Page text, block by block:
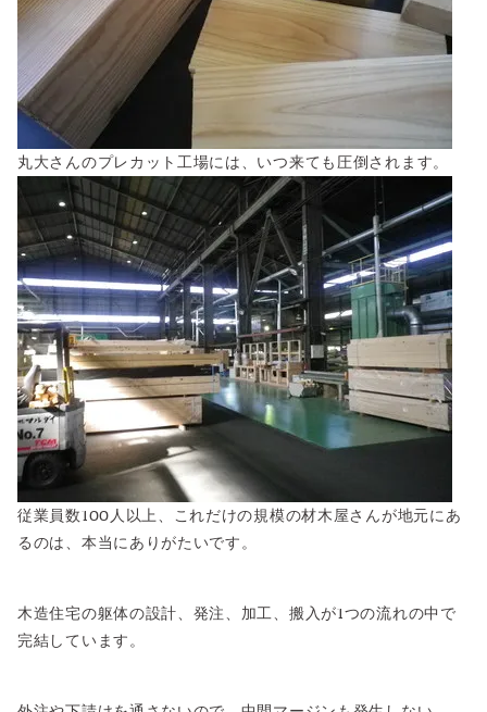
丸大さんのプレカット工場には、いつ来ても圧倒されます。
従業員数100人以上、これだけの規模の材木屋さんが地元にあ
るのは、本当にありがたいです。
木造住宅の躯体の設計、発注、加工、搬入が1つの流れの中で
完結しています。